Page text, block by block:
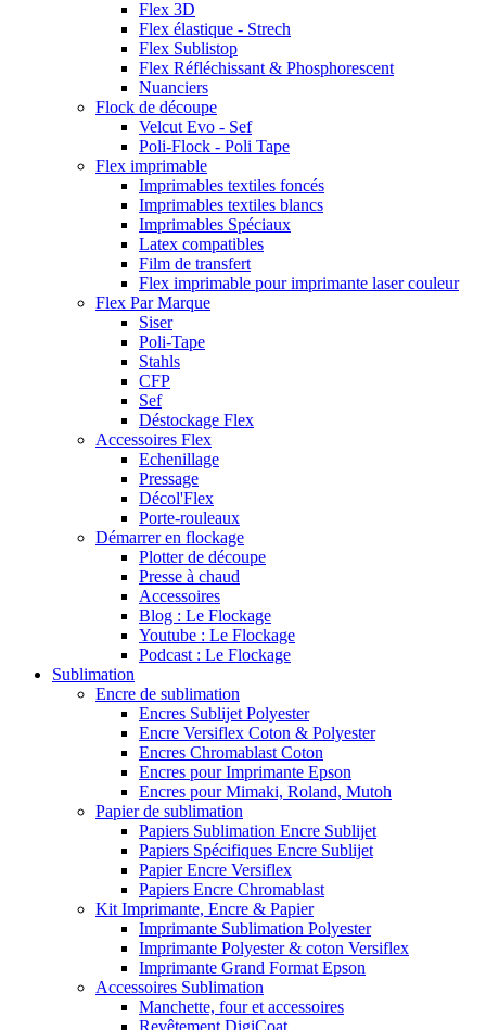
Flex 3D
Flex élastique - Strech
Flex Sublistop
Flex Réfléchissant & Phosphorescent
Nuanciers
Flock de découpe
Velcut Evo - Sef
Poli-Flock - Poli Tape
Flex imprimable
Imprimables textiles foncés
Imprimables textiles blancs
Imprimables Spéciaux
Latex compatibles
Film de transfert
Flex imprimable pour imprimante laser couleur
Flex Par Marque
Siser
Poli-Tape
Stahls
CFP
Sef
Déstockage Flex
Accessoires Flex
Echenillage
Pressage
Décol'Flex
Porte-rouleaux
Démarrer en flockage
Plotter de découpe
Presse à chaud
Accessoires
Blog : Le Flockage
Youtube : Le Flockage
Podcast : Le Flockage
Sublimation
Encre de sublimation
Encres Sublijet Polyester
Encre Versiflex Coton & Polyester
Encres Chromablast Coton
Encres pour Imprimante Epson
Encres pour Mimaki, Roland, Mutoh
Papier de sublimation
Papiers Sublimation Encre Sublijet
Papiers Spécifiques Encre Sublijet
Papier Encre Versiflex
Papiers Encre Chromablast
Kit Imprimante, Encre & Papier
Imprimante Sublimation Polyester
Imprimante Polyester & coton Versiflex
Imprimante Grand Format Epson
Accessoires Sublimation
Manchette, four et accessoires